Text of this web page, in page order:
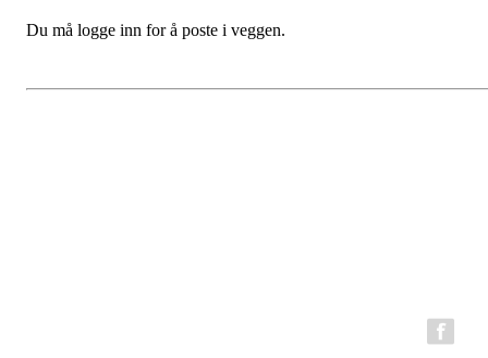
Du må logge inn for å poste i veggen.